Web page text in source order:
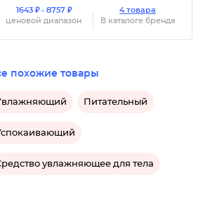
1643 ₽ - 8757 ₽
ценовой диапазон
4 товара
В каталоге бренда
похожие товары
Питательный
увлажняющее для тела